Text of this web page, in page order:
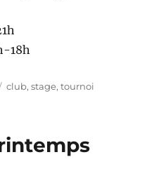
18h
Étiquettes
club,stage,tournoi